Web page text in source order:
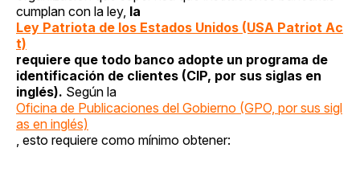
cumplan con la ley, la
Ley Patriota de los Estados Unidos (USA Patriot Ac
t)
requiere que todo banco adopte un programa de
identificación de clientes (CIP, por sus siglas en
inglés). Según la
Oficina de Publicaciones del Gobierno (GPO, por sus sigl
as en inglés)
, esto requiere como mínimo obtener: